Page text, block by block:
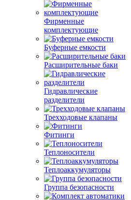
Фирменные
комплектующие
Буферные емкости
Расширительные баки
Гидравлические
разделители
Трехходовые клапаны
Фитинги
Теплоносители
Теплоаккумуляторы
Группа безопасности